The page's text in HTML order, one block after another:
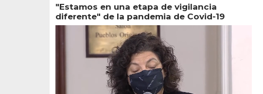
"Estamos en una etapa de vigilancia
diferente" de la pandemia de Covid-19